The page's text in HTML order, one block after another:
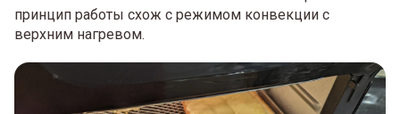
принцип работы схож с режимом конвекции с
верхним нагревом.